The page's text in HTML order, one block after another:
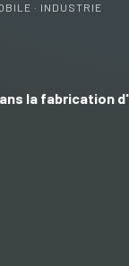
· INDUSTRIE
la fabrication